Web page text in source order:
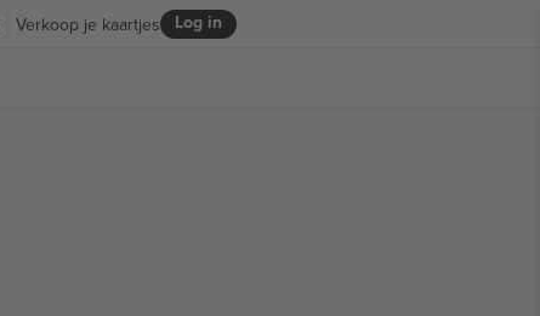
Log in
Verkoop je kaartjes